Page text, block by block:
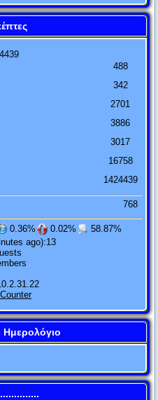
439
488
342
2701
3886
3017
16758
1424439
768
0.36% 0.02%
58.87%
ago):13
Ημερολόγιο
πετυχημένη, οι
οι Γάλλοι πολίτη του
αποδειχτεί λάθος, τότε
οι Γερμανοί Εβραίο.
Είναι βέβαιο ότι θα σε ρίξει
εκ πείρας.
Δεν πρόκειται να την